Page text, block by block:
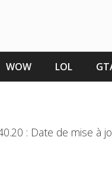
WOW LOL
: Date de mise à